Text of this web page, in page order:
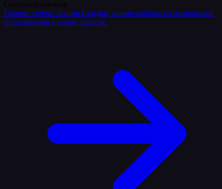
Горячее сейчас Акции Скидки, промо-наборы и специальные
предложения в одном разделе.